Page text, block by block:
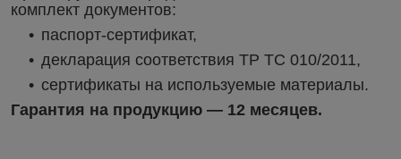
комплект документов:
паспорт-сертификат,
декларация соответствия ТР ТС 010/2011,
сертификаты на используемые материалы.
Гарантия на продукцию — 12 месяцев.